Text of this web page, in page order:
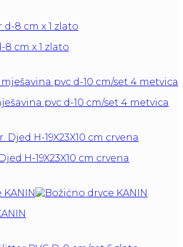
cm x 1 zlato
pvc d-10 cm/set 4 metvica
H-19X23X10 cm crvena